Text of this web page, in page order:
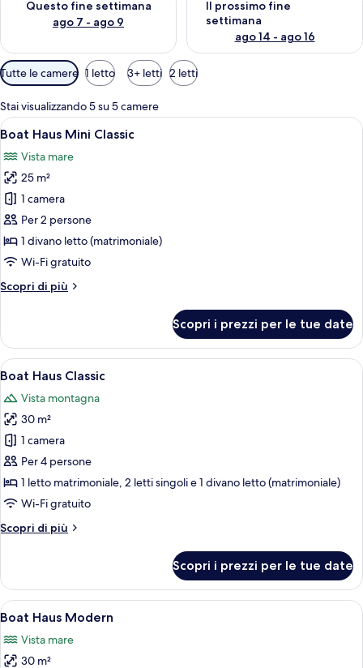
Questo fine settimana
ago 7 - ago 9
Il prossimo fine
settimana
ago 14 - ago 16
Filtri
disponibili
per
le
camere
Tutte le camere 1 letto 3+ letti 2 letti
Stai visualizzando 5 su 5 camere
Apri
tutte
le
foto
per
Boat
Haus
Mini
Una colorata barca con una
7
Boat Haus Mini Classic
Vista mare
25 m²
1 camera
Per 2 persone
1 divano letto (matrimoniale)
Wi-Fi gratuito
Scopri di più
Altri
Haus
Mini
Classic
Scopri i prezzi per le tue date
Apri
tutte
le
foto
per
Boat
Haus
Classic
Una cabina gialla e rossa per barca,
9
Boat Haus Classic
Vista montagna
30 m²
1 camera
Per 4 persone
1 letto matrimoniale, 2 letti singoli e 1 divano letto (matrimoniale)
Wi-Fi gratuito
Scopri di più
Altri
Haus
Classic
Scopri i prezzi per le tue date
Apri
tutte
le
Una moderna casetta sul lago con
11
Boat Haus Modern
Vista mare
30 m²